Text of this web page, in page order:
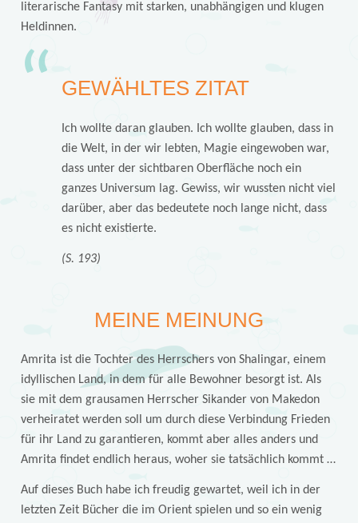
literarische Fantasy mit starken, unabhängigen und klugen
Heldinnen.
GEWÄHLTES ZITAT
Ich wollte daran glauben. Ich wollte glauben, dass in
die Welt, in der wir lebten, Magie eingewoben war,
dass unter der sichtbaren Oberfläche noch ein
ganzes Universum lag. Gewiss, wir wussten nicht viel
darüber, aber das bedeutete noch lange nicht, dass
es nicht existierte.
(S. 193)
MEINE MEINUNG
Amrita ist die Tochter des Herrschers von Shalingar, einem
idyllischen Land, in dem für alle Bewohner besorgt ist. Als
sie mit dem grausamen Herrscher Sikander von Makedon
verheiratet werden soll um durch diese Verbindung Frieden
für ihr Land zu garantieren, kommt aber alles anders und
Amrita findet endlich heraus, woher sie tatsächlich kommt …
Auf dieses Buch habe ich freudig gewartet, weil ich in der
letzten Zeit Bücher die im Orient spielen und so ein wenig